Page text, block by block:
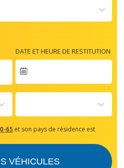
DATE ET HEURE DE RESTITUTION
65 et son pays de résidence est
VÉHICULES